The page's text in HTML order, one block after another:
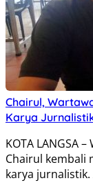
Chairul,
Karya
KOTA ‎LANGSA
Chairul kembali
karya